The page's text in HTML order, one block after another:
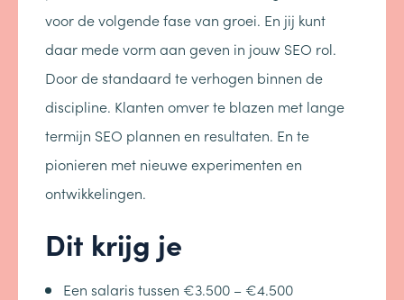
voor de volgende fase van groei. En jij kunt
daar mede vorm aan geven in jouw SEO rol.
Door de standaard te verhogen binnen de
discipline. Klanten omver te blazen met lange
termijn SEO plannen en resultaten. En te
pionieren met nieuwe experimenten en
ontwikkelingen.
Dit krijg je
Een salaris tussen €3.500 – €4.500